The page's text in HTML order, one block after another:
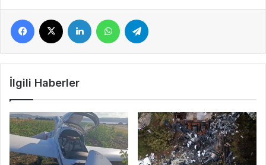
Facebook LinkedIn WhatsApp
İlgili Haberler